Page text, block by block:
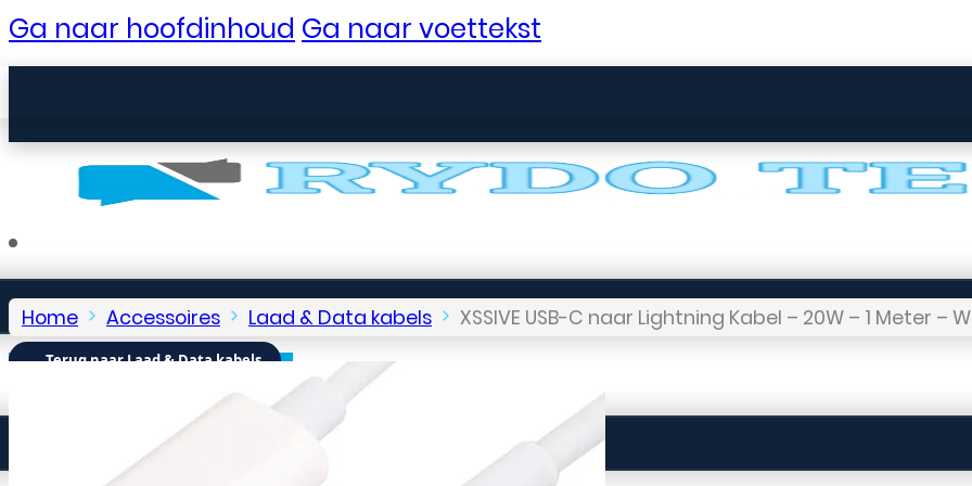
Ga naar hoofdinhoud Ga naar voettekst
Home Accessoires Laad & Data kabels XSSIVE USB-C naar Lightning Kabel – 20W – 1 Meter –
← Terug naar Laad & Data kabels